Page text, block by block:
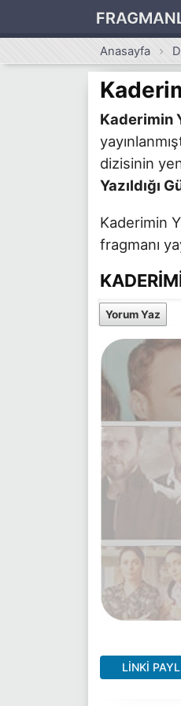
Anasayfa
Kaderimin
dizisinin
Yazıldığı
Kaderimin
fragmanı
Yorum Yaz
LINKI